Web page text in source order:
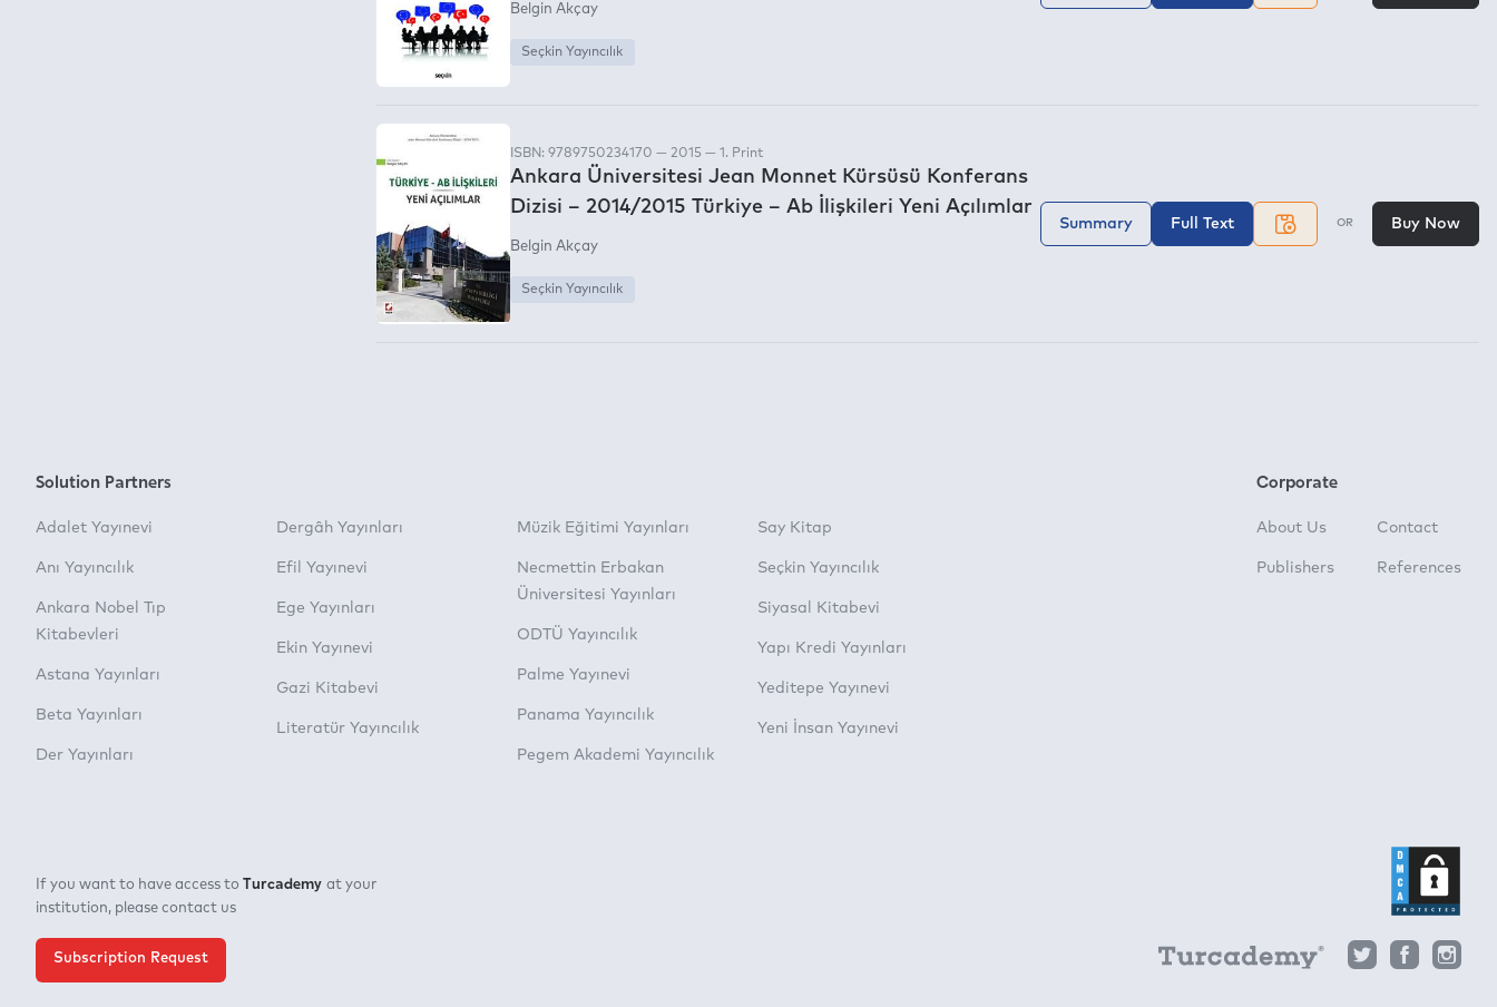
Belgin Akçay
Seçkin Yayıncılık
ISBN: 9789750234170 — 2015 — 1. Print
Ankara Üniversitesi Jean Monnet Kürsüsü Konferans
Dizisi – 2014/2015 Türkiye – Ab İlişkileri Yeni Açılımlar
Belgin Akçay
Seçkin Yayıncılık
Summary Full Text OR Buy Now
Solution Partners
Adalet Yayınevi
Anı Yayıncılık
Ankara Nobel Tıp
Kitabevleri
Astana Yayınları
Beta Yayınları
Der Yayınları
Dergâh Yayınları
Efil Yayınevi
Ege Yayınları
Ekin Yayınevi
Gazi Kitabevi
Literatür Yayıncılık
Müzik Eğitimi Yayınları
Necmettin Erbakan
Üniversitesi Yayınları
ODTÜ Yayıncılık
Palme Yayınevi
Panama Yayıncılık
Pegem Akademi Yayıncılık
Say Kitap
Seçkin Yayıncılık
Siyasal Kitabevi
Yapı Kredi Yayınları
Yeditepe Yayınevi
Yeni İnsan Yayınevi
Corporate
About Us
Publishers
Contact
References
If you want to have access to Turcademy at your
institution, please contact us
Subscription Request